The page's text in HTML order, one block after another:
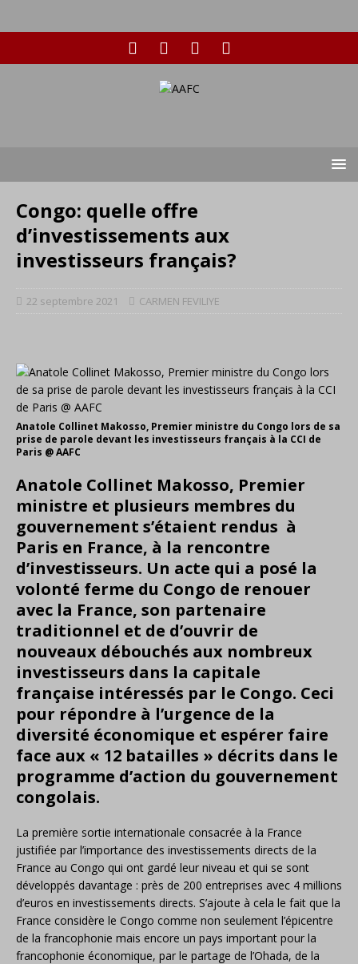
Congo: quelle offre
d’investissements aux
investisseurs français?
22 septembre 2021 CARMEN FEVILIYE
Anatole Collinet Makosso, Premier ministre du Congo lors de sa
prise de parole devant les investisseurs français à la CCI de
Paris @ AAFC
Anatole Collinet Makosso, Premier
ministre et plusieurs membres du
gouvernement s’étaient rendus à
Paris en France, à la rencontre
d’investisseurs. Un acte qui a posé la
volonté ferme du Congo de renouer
avec la France, son partenaire
traditionnel et de d’ouvrir de
nouveaux débouchés aux nombreux
investisseurs dans la capitale
française intéressés par le Congo. Ceci
pour répondre à l’urgence de la
diversité économique et espérer faire
face aux « 12 batailles » décrits dans le
programme d’action du gouvernement
congolais.
La première sortie internationale consacrée à la France
justifiée par l’importance des investissements directs de la
France au Congo qui ont gardé leur niveau et qui se sont
développés davantage : près de 200 entreprises avec 4 millions
d’euros en investissements directs. S’ajoute à cela le fait que la
France considère le Congo comme non seulement l’épicentre
de la francophonie mais encore un pays important pour la
francophonie économique, par le partage de l’Ohada, de la